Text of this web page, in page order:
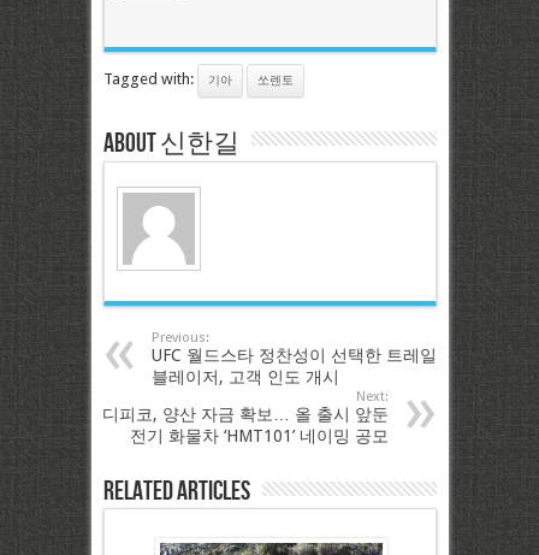
Tagged with: 기아 쏘렌토
About 신한길
Previous:
UFC 월드스타 정찬성이 선택한 트레일
블레이저, 고객 인도 개시
Next:
디피코, 양산 자금 확보… 올 출시 앞둔
전기 화물차 ‘HMT101’ 네이밍 공모
Related Articles